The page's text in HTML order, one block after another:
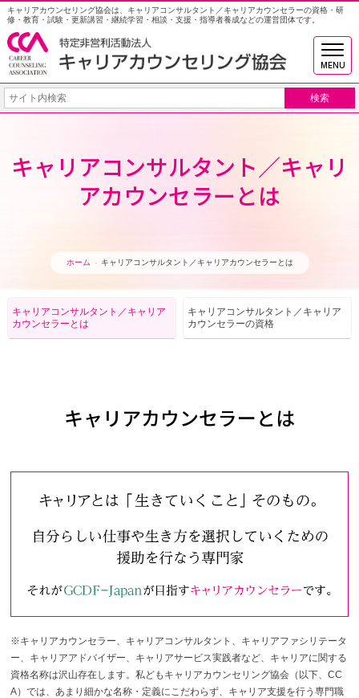
キャリアカウンセリング協会は、キャリアコンサルタント／キャリアカウンセラーの資格・研
修・教育・試験・更新講習・継続学習・相談・支援・指導者養成などの運営団体です。
MENU
キャリアコンサルタント／キャリ
アカウンセラーとは
ホーム キャリアコンサルタント／キャリアカウンセラーとは
キャリアコンサルタント／ キャリア
カウンセラーとは
キャリアコンサルタント／ キャリア
カウンセラーの資格
キャリアカウンセラーとは
※キャリアカウンセラー、キャリアコンサルタント、キャリアファシリテータ
ー、キャリアアドバイザー、キャリアサービス実践者など、キャリアに関する
資格名称は沢山存在します。私どもキャリアカウンセリング協会（以下、CC
A）では、あまり細かな名称・定義にこだわらず、キャリア支援を行う専門職